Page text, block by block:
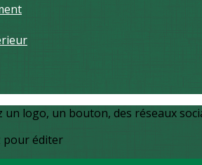
un logo, un bouton, des réseaux
pour éditer